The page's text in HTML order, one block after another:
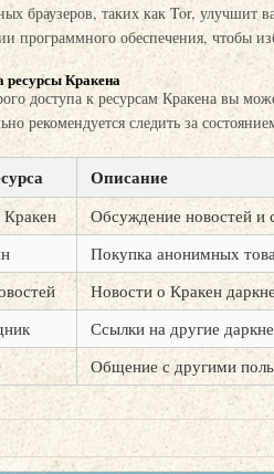
браузеров, таких как Tor, улучшит
программного обеспечения, чтобы
ресурсы Кракена
доступа к ресурсам Кракена вы
рекомендуется следить за
Описание
Обсуждение новостей и
Покупка анонимных
Новости о Кракен
Ссылки на другие
Общение с другими